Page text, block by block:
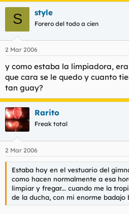
S style
Forero del todo a cien
2 Mar 2006
y como estaba la limpiadora,
que cara se le quedo y cuanto
tan guay?
Rarito
Freak total
2 Mar 2006
Estaba hoy en el vestuario del
como hacen normalmente a esa
limpiar y fregar... cuando me la
de la ducha, con mi enorme badajo